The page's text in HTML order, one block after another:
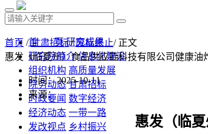
首 页 研究成果
研究院简介 信息化建设
组织机构 高质量发展
院务动态 甘肃招标
时政要闻 数字经济
经济动态 一带一路
发改视点 乡村振兴
首页 /甘肃招标/废标终止/ 正文
惠发（临夏州）食品供应链科技有限公司健康
时间：2025-10-11
来源：
惠发（临